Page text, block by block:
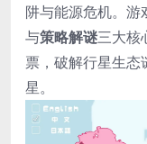
阱与能源危机。游
与策略解谜三大核
票，破解行星生
星。